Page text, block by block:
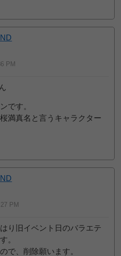
PM
です。
満真名と言うキャラクター
PM
り旧イベント日のバラエテ
。
で、削除願います。